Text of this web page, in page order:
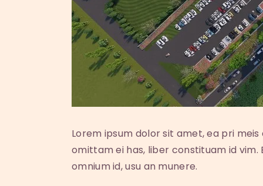
Lorem ipsum dolor sit amet, ea pri
omittam ei has, liber constituam id vim.
omnium id, usu an munere.